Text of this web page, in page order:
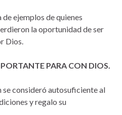
ejemplos de quienes
la oportunidad de ser
Dios.
PARA CON DIOS.
se consideró autosuficiente al
y regalo su